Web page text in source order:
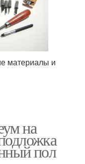
материалы и
на
пол